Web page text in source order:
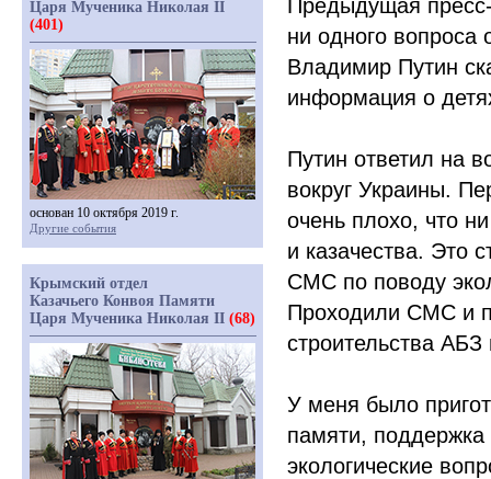
Предыдущая
ни одного
Владимир Путин
информация о
Путин ответил на
вокруг Украины.
очень плохо, что
и казачества. Это
СМС по поводу
Проходили СМС и
строительства
У меня было
памяти,
экологические
Царя Мученика Николая II
(401)
основан 10 октября 2019 г.
Другие события
Крымский отдел
Казачьего Конвоя Памяти
Царя Мученика Николая II (68)